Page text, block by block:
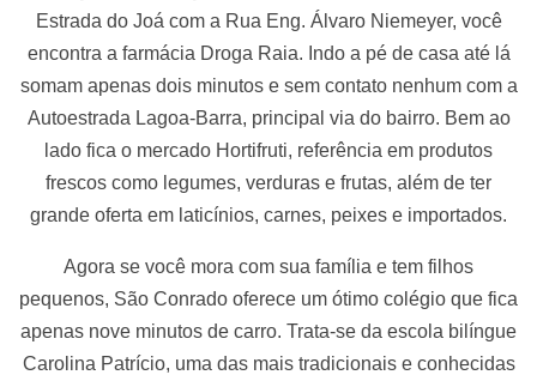
Estrada do Joá com a Rua Eng. Álvaro Niemeyer, você
encontra a farmácia Droga Raia. Indo a pé de casa até lá
somam apenas dois minutos e sem contato nenhum com a
Autoestrada Lagoa-Barra, principal via do bairro. Bem ao
lado fica o mercado Hortifruti, referência em produtos
frescos como legumes, verduras e frutas, além de ter
grande oferta em laticínios, carnes, peixes e importados.
Agora se você mora com sua família e tem filhos
pequenos, São Conrado oferece um ótimo colégio que fica
apenas nove minutos de carro. Trata-se da escola bilíngue
Carolina Patrício, uma das mais tradicionais e conhecidas